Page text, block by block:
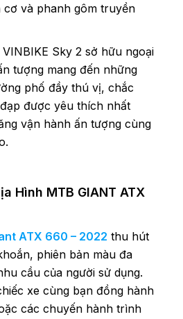
và phanh gôm truyền
Sky 2 sở hữu ngoại
tượng mang đến những
phố đầy thú vị, chắc
được yêu thích nhất
vận hành ấn tượng cùng
Hình MTB GIANT ATX
ATX 660 – 2022 thu hút
phiên bản màu đa
cầu của người sử dụng.
xe cùng bạn đồng hành
các chuyến hành trình